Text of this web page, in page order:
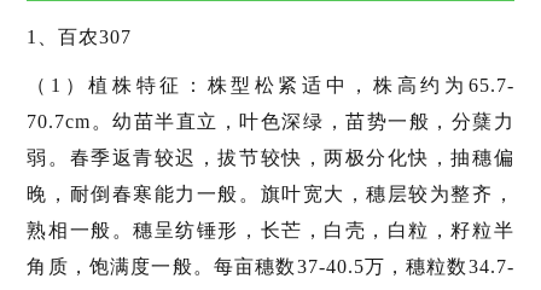
1、百农307
（1）植株特征：株型松紧适中，株高约为65.7-
70.7cm。幼苗半直立，叶色深绿，苗势一般，分蘖力
弱。春季返青较迟，拔节较快，两极分化快，抽穗偏
晚，耐倒春寒能力一般。旗叶宽大，穗层较为整齐，
熟相一般。穗呈纺锤形，长芒，白壳，白粒，籽粒半
角质，饱满度一般。每亩穗数37-40.5万，穗粒数34.7-